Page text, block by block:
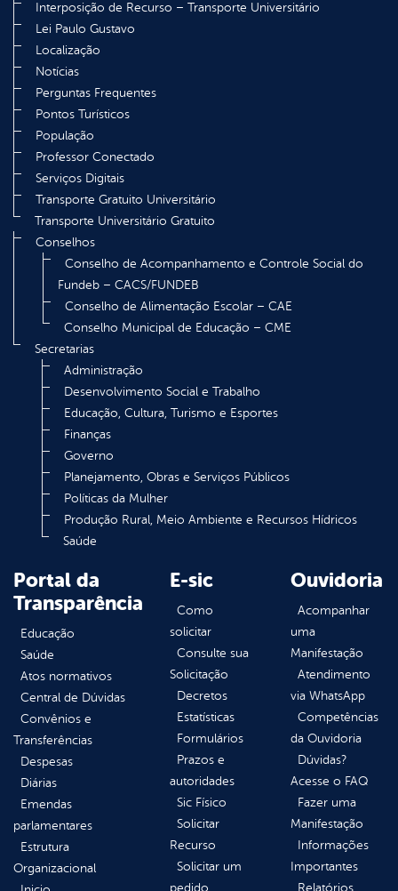
Interposição de Recurso – Transporte Universitário
Lei Paulo Gustavo
Localização
Notícias
Perguntas Frequentes
Pontos Turísticos
População
Professor Conectado
Serviços Digitais
Transporte Gratuito Universitário
Transporte Universitário Gratuito
Conselhos
Conselho de Acompanhamento e Controle Social do
Fundeb – CACS/FUNDEB
Conselho de Alimentação Escolar – CAE
Conselho Municipal de Educação – CME
Secretarias
Administração
Desenvolvimento Social e Trabalho
Educação, Cultura, Turismo e Esportes
Finanças
Governo
Planejamento, Obras e Serviços Públicos
Políticas da Mulher
Produção Rural, Meio Ambiente e Recursos Hídricos
Saúde
Portal da
Transparência
Educação
Saúde
Atos normativos
Central de Dúvidas
Convênios e
Transferências
Despesas
Diárias
Emendas
parlamentares
Estrutura
Organizacional
E-sic
Como
solicitar
Consulte sua
Solicitação
Decretos
Estatísticas
Formulários
Prazos e
autoridades
Sic Físico
Solicitar
Recurso
Solicitar um
pedido
Ouvidoria
Acompanhar
uma
Manifestação
Atendimento
via WhatsApp
Competências
da Ouvidoria
Dúvidas?
Acesse o FAQ
Fazer uma
Manifestação
Informações
Importantes
Relatórios